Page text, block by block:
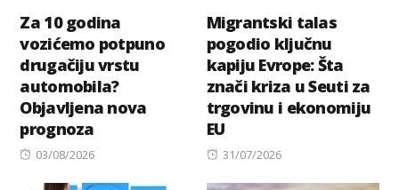
Za 10 godina
vozićemo potpuno
drugačiju vrstu
automobila?
Objavljena nova
prognoza
Posted
03/08/2026
Migrantski talas
pogodio ključnu
kapiju Evrope: Šta
znači kriza u Seuti za
trgovinu i ekonomiju
EU
Posted
31/07/2026